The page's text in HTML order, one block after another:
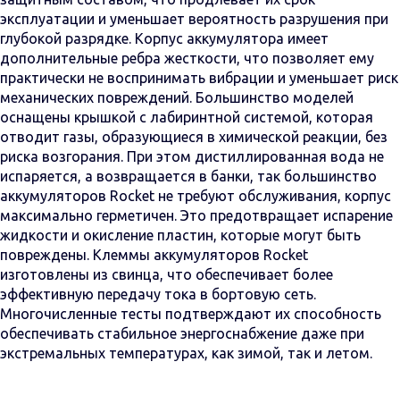
эксплуатации и уменьшает вероятность разрушения при
глубокой разрядке. Корпус аккумулятора имеет
дополнительные ребра жесткости, что позволяет ему
практически не воспринимать вибрации и уменьшает риск
механических повреждений. Большинство моделей
оснащены крышкой с лабиринтной системой, которая
отводит газы, образующиеся в химической реакции, без
риска возгорания. При этом дистиллированная вода не
испаряется, а возвращается в банки, так большинство
аккумуляторов Rocket не требуют обслуживания, корпус
максимально герметичен. Это предотвращает испарение
жидкости и окисление пластин, которые могут быть
повреждены. Клеммы аккумуляторов Rocket
изготовлены из свинца, что обеспечивает более
эффективную передачу тока в бортовую сеть.
Многочисленные тесты подтверждают их способность
обеспечивать стабильное энергоснабжение даже при
экстремальных температурах, как зимой, так и летом.